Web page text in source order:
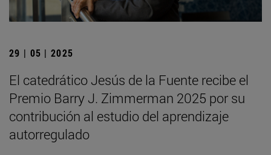
29 | 05 | 2025
El catedrático Jesús de la Fuente recibe el
Premio Barry J. Zimmerman 2025 por su
contribución al estudio del aprendizaje
autorregulado